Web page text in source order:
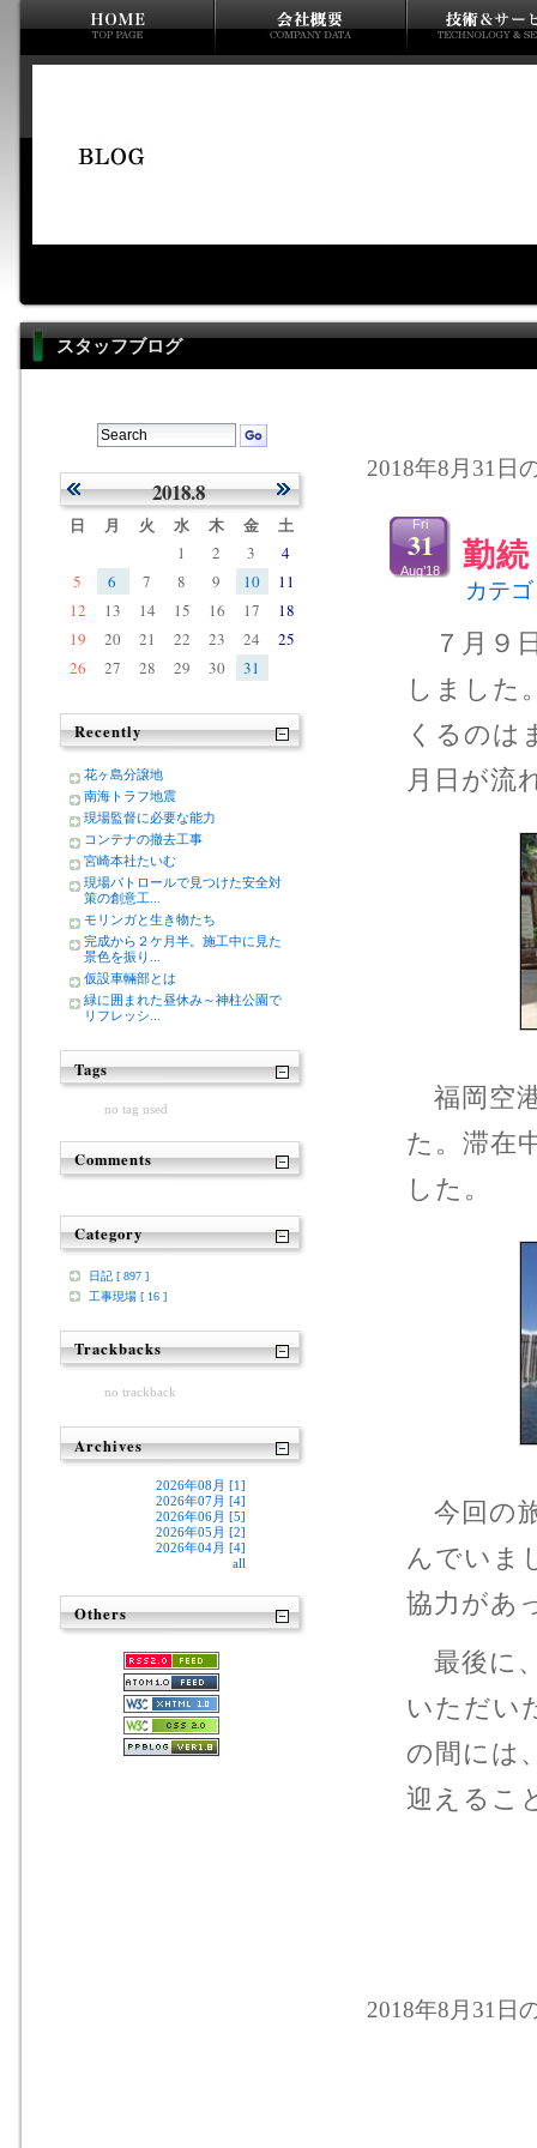
スタッフブログ
2018年8月31日
勤
Fri
31
Aug’18
カテ
７月９
しました
くるのは
月日が流
福岡空
た。滞在
した。
今回の
んでいま
協力があ
最後に
いただい
の間には
迎えるこ
2018年8月31日
2018.8
日 月 火 水 木 金 土
1 2 3
4
5
6 7 8 9 10
11
12
13 14 15 16 17
18
19
20 21 22 23 24
25
26
27 28 29 30 31
Recently
花ヶ島分譲地
南海トラフ地震
現場監督に必要な能力
コンテナの撤去工事
宮崎本社たいむ
現場パトロールで見つけた安全対
策の創意工...
モリンガと生き物たち
完成から２ケ月半。施工中に見た
景色を振り...
仮設車輛部とは
緑に囲まれた昼休み～神柱公園で
リフレッシ...
Tags
no tag used
Comments
Category
日記 [ 897 ]
工事現場 [ 16 ]
Trackbacks
no trackback
Archives
2026年08月 [1]
2026年07月 [4]
2026年06月 [5]
2026年05月 [2]
2026年04月 [4]
all
Others